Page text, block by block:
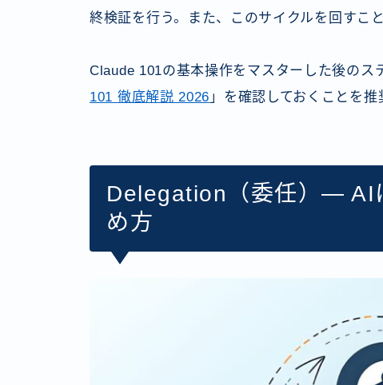
終検証を行う。また、このサイクルを回すこ
Claude 101の基本操作をマスターした後のス
101 徹底解説 2026 」を確認しておくことを推
Delegation（委任）— AI
め方